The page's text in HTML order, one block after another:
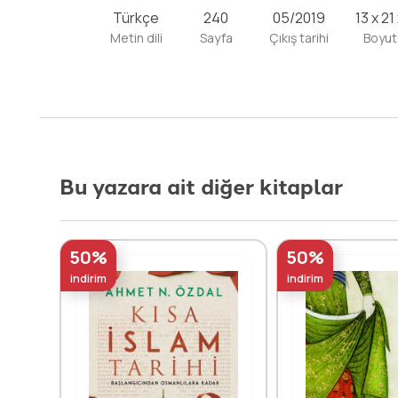
Türkçe
Metin dili
240
Sayfa
05/2019
Çıkış tarihi
13 x
Bu yazara ait diğer kitaplar
50%
indirim
50%
indirim